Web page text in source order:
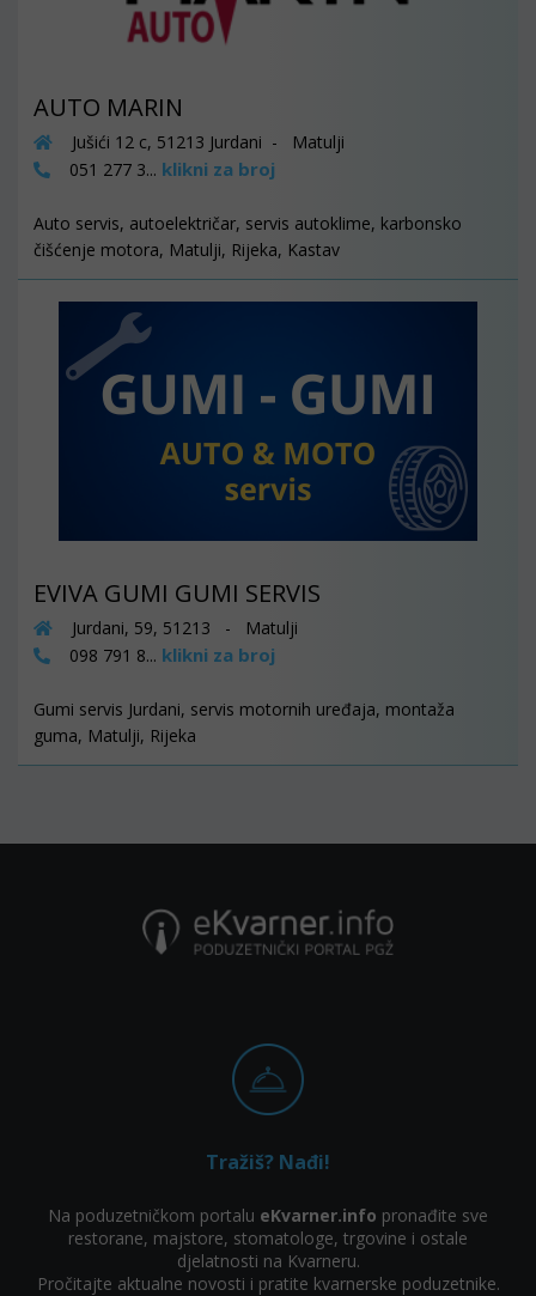
AUTO MARIN
Jušići 12 c, 51213 Jurdani - Matulji
051 277 3... klikni za broj
Auto servis, autoelektričar, servis autoklime, karbonsko
čišćenje motora, Matulji, Rijeka, Kastav
EVIVA GUMI GUMI SERVIS
Jurdani, 59, 51213 - Matulji
098 791 8... klikni za broj
Gumi servis Jurdani, servis motornih uređaja, montaža
guma, Matulji, Rijeka
Tražiš? Nađi!
Na poduzetničkom portalu eKvarner.info pronađite sve
restorane, majstore, stomatologe, trgovine i ostale
djelatnosti na Kvarneru.
Pročitajte aktualne novosti i pratite kvarnerske poduzetnike.